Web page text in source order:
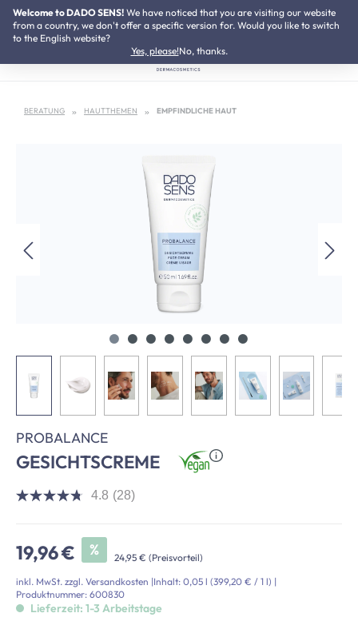
Zum Hauptinhalt springen
Welcome to DADO SENS! We have noticed that you are visiting our website
from a country, we don't offer a specific version for. Would you like to switch
to the English website?
Yes, please!No, thanks.
SUMMER SALE:Bis zu 50% Preisvorteil
BERATUNG HAUTTHEMEN EMPFINDLICHE HAUT
PROBALANCE
GESICHTSCREME
4.8
Durchschnittswert
der
Bewertung.
Read
28
Reviews.
4.8 (28)
Verkaufspreis:
19,96 € % 24,95 € (Preisvorteil)
inkl. MwSt. zzgl. Versandkosten |Inhalt: 0,05 l (399,20 € / 1 l) |
Produktnummer: 600830
Lieferzeit: 1-3 Arbeitstage